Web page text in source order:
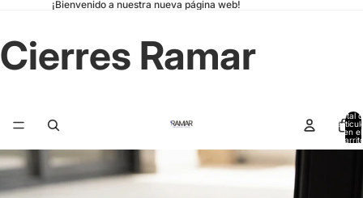
¡Bienvenido a nuestra nueva página web!
Cierres Ramar
Total
en el
0